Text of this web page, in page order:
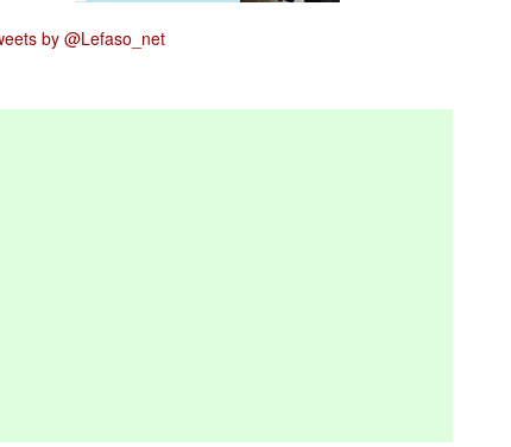
by @Lefaso_net